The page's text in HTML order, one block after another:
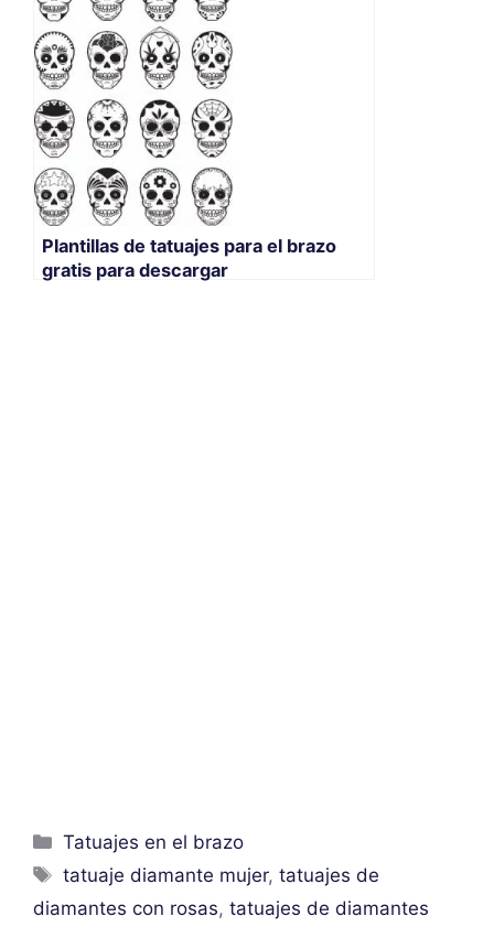
Plantillas de tatuajes para el brazo
gratis para descargar
Categorías
Tatuajes en el brazo
Etiquetas
tatuaje diamante mujer,tatuajes de
diamantes con rosas, tatuajes de diamantes